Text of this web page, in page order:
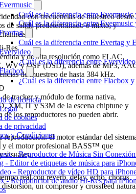
Cuál es la diferencia entre
Cuál es la diferencia entre
Cuál es la diferencia entre Evertag y
¿Cuál es la diferencia entre
¿Cuál es la diferencia entre Flacbox
de licencia
de cookies
de privacidad
y Condiciones
- Reproductor de Música Sin
- Editor de etiquetas de música para
- Reproductor de vídeo HD para
- Reproductor de audio Hi-Res para
con frecuencias de muestreo desde
de salida predeterminado o mixto, y
Res
y de alta resolución como FLAC,
WV y DSF (DSD), además de MP3,
de muestreo de hasta 384 kHz.
de tracker y módulo de forma nativa,
XM, IT y S3M de la escena chiptune y
de los reproductores no pueden abrir.
reproducción: el motor estándar del
y el motor profesional BASS™ que
visuales.
real con reverb, delay, echo, chorus,
un compresor y crossfeed